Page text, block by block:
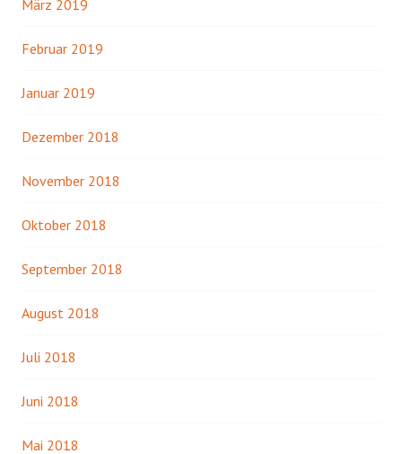
März 2019
Februar 2019
Januar 2019
Dezember 2018
November 2018
Oktober 2018
September 2018
August 2018
Juli 2018
Juni 2018
Mai 2018